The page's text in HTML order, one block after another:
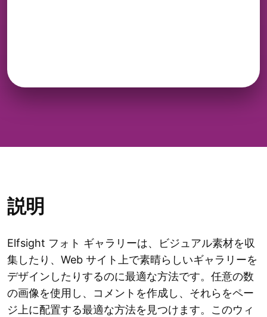
説明
Elfsight フォト ギャラリーは、ビジュアル素材を収
集したり、Web サイト上で素晴らしいギャラリーを
デザインしたりするのに最適な方法です。任意の数
の画像を使用し、コメントを作成し、それらをペー
ジ上に配置する最適な方法を見つけます。このウィ